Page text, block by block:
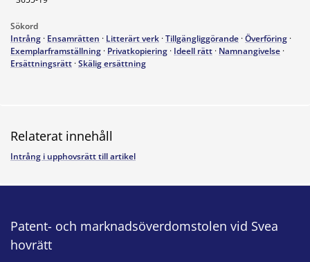
Sökord
Intrång · Ensamrätten · Litterärt verk ·Tillgängliggörande ·Överföring ·
Exemplarframställning · Privatkopiering · Ideell rätt · Namnangivelse ·
Ersättningsrätt ·Skälig ersättning
Relaterat innehåll
Intrång i upphovsrätt till artikel
Patent- och marknadsöverdomstolen vid Svea
hovrätt